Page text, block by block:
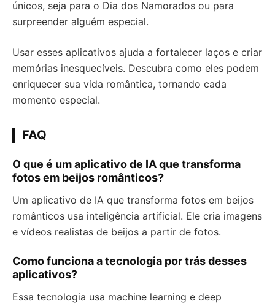
únicos, seja para o Dia dos Namorados ou para
surpreender alguém especial.
Usar esses aplicativos ajuda a fortalecer laços e criar
memórias inesquecíveis. Descubra como eles podem
enriquecer sua vida romântica, tornando cada
momento especial.
FAQ
O que é um aplicativo de IA que transforma
fotos em beijos românticos?
Um aplicativo de IA que transforma fotos em beijos
românticos usa inteligência artificial. Ele cria imagens
e vídeos realistas de beijos a partir de fotos.
Como funciona a tecnologia por trás desses
aplicativos?
Essa tecnologia usa machine learning e deep